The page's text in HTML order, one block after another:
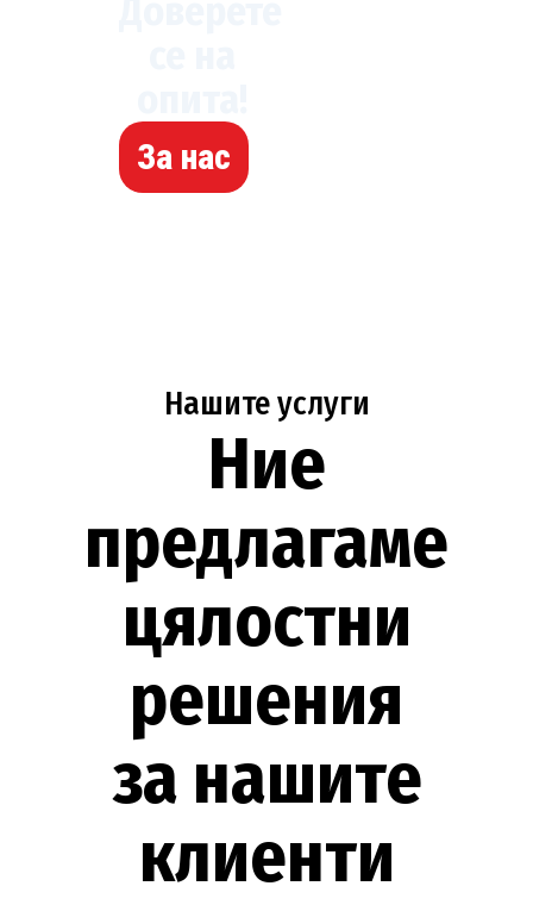
За нас
Нашите услуги
Ние
предлагаме
цялостни
решения
за нашите
клиенти